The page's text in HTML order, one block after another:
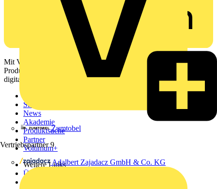
Zumtobel
Vertriebspartner 9
Adalbert Zajadacz GmbH & Co. KG
Mit Voltimum erhalten Elektrofachkräfte Zugang zu Branchennews,
Produktinformationen, Schulungen und Tools – alles auf einer
digitalen Plattform und Community.
Startseite
News
Akademie
Produktsuche
Partner
Voltimum+
Weitere Links
Über uns